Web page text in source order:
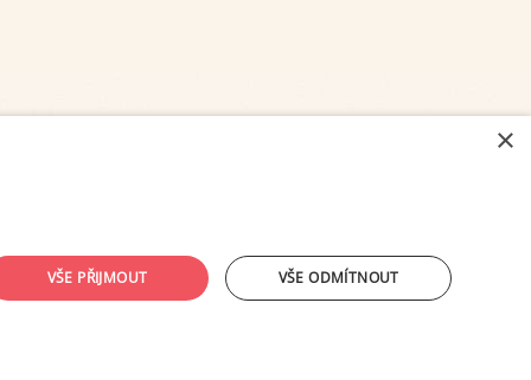
×
VŠE PŘIJMOUT VŠE ODMÍTNOUT